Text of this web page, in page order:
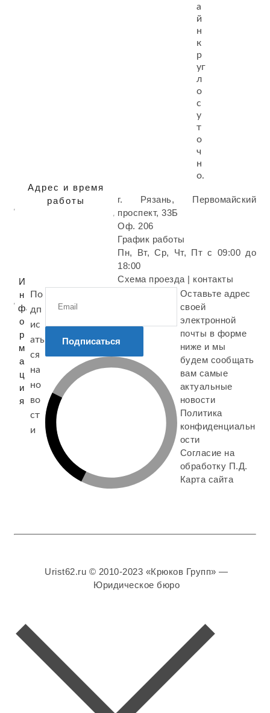
а
й
н
к
р
уг
л
о
с
у
т
о
ч
н
о.
Адрес и время
работы
г. Рязань, Первомайский
проспект, 33Б
Оф. 206
График работы
Пн, Вт, Ср, Чт, Пт с 09:00 до
18:00
Схема проезда | контакты
И
н
ф
о
р
м
а
ц
и
я
По
дп
ис
ать
ся
на
но
во
ст
и
Подписаться
Оставьте адрес
своей
электронной
почты в форме
ниже и мы
будем сообщать
вам самые
актуальные
новости
Политика
конфиденциальн
ости
Согласие на
обработку П.Д.
Карта сайта
Urist62.ru © 2010-2023 «Крюков Групп» —
Юридическое бюро